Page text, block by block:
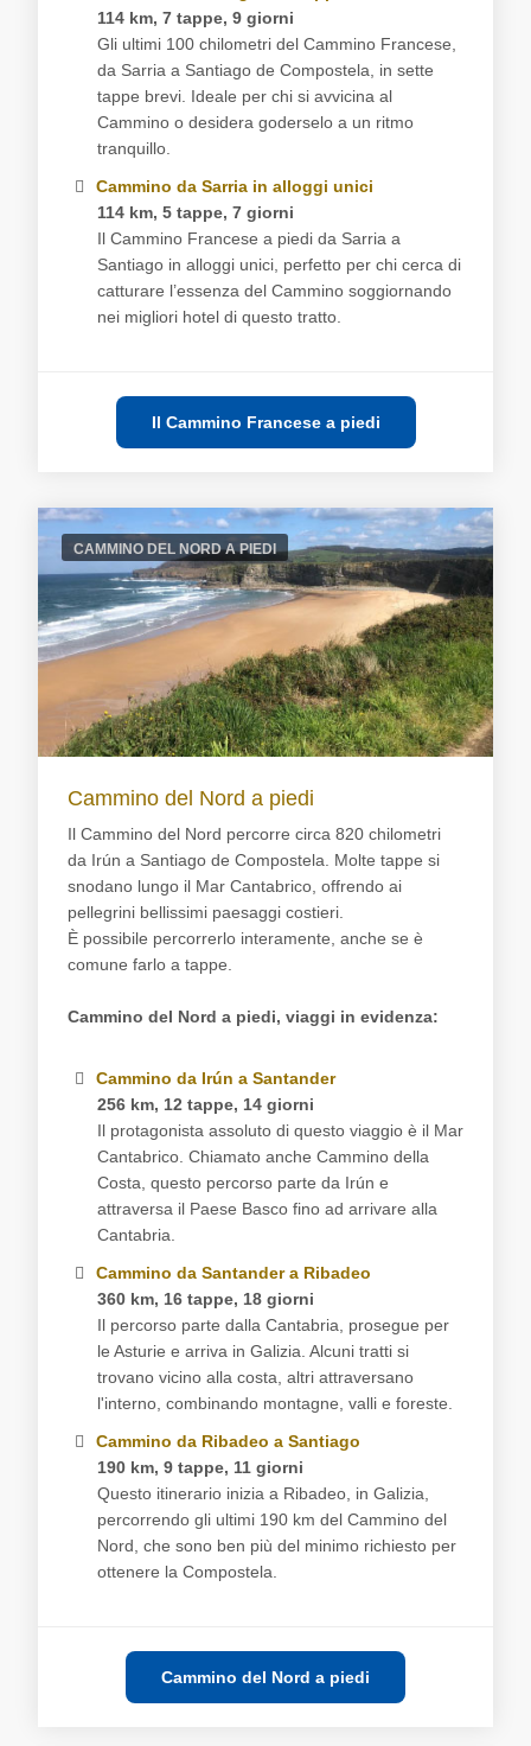
114 km, 7 tappe, 9 giorni
Gli ultimi 100 chilometri del Cammino Francese,
da Sarria a Santiago de Compostela, in sette
tappe brevi. Ideale per chi si avvicina al
Cammino o desidera goderselo a un ritmo
tranquillo.
Cammino da Sarria in alloggi unici
114 km, 5 tappe, 7 giorni
Il Cammino Francese a piedi da Sarria a
Santiago in alloggi unici, perfetto per chi cerca di
catturare l’essenza del Cammino soggiornando
nei migliori hotel di questo tratto.
Il Cammino Francese a piedi
CAMMINO DEL NORD A PIEDI
Cammino del Nord a piedi
Il Cammino del Nord percorre circa 820 chilometri
da Irún a Santiago de Compostela. Molte tappe si
snodano lungo il Mar Cantabrico, offrendo ai
pellegrini bellissimi paesaggi costieri.
È possibile percorrerlo interamente, anche se è
comune farlo a tappe.
Cammino del Nord a piedi, viaggi in evidenza:
Cammino da Irún a Santander
256 km, 12 tappe, 14 giorni
Il protagonista assoluto di questo viaggio è il Mar
Cantabrico. Chiamato anche Cammino della
Costa, questo percorso parte da Irún e
attraversa il Paese Basco fino ad arrivare alla
Cantabria.
Cammino da Santander a Ribadeo
360 km, 16 tappe, 18 giorni
Il percorso parte dalla Cantabria, prosegue per
le Asturie e arriva in Galizia. Alcuni tratti si
trovano vicino alla costa, altri attraversano
l'interno, combinando montagne, valli e foreste.
Cammino da Ribadeo a Santiago
190 km, 9 tappe, 11 giorni
Questo itinerario inizia a Ribadeo, in Galizia,
percorrendo gli ultimi 190 km del Cammino del
Nord, che sono ben più del minimo richiesto per
ottenere la Compostela.
Cammino del Nord a piedi